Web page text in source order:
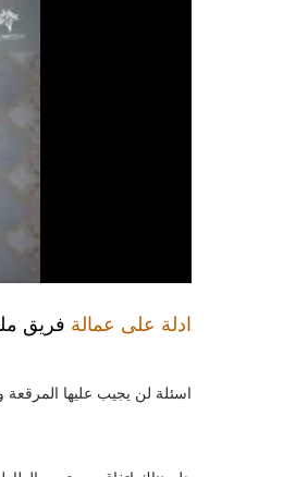
ادلة على عمالة فريق
اسئلة لن يجيب عليها